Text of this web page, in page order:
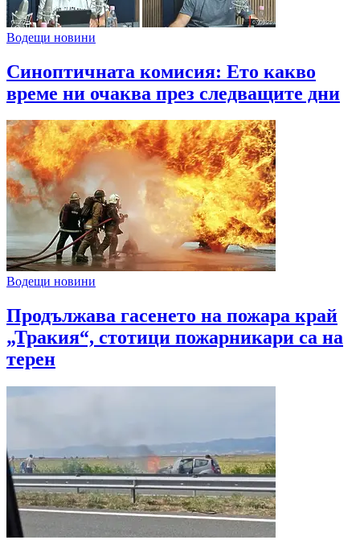
Водещи новини
Синоптичната комисия: Ето какво
време ни очаква през следващите дни
Водещи новини
Продължава гасенето на пожара край
„Тракия“, стотици пожарникари са на
терен